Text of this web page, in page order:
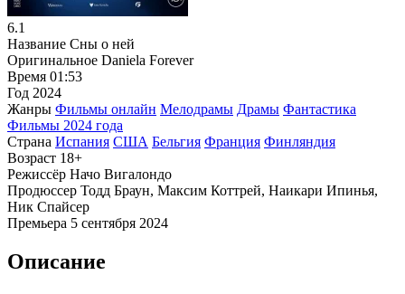
6.1
Название Сны о ней
Оригинальное Daniela Forever
Время 01:53
Год 2024
Жанры Фильмы онлайн Мелодрамы Драмы Фантастика
Фильмы 2024 года
Страна Испания США Бельгия Франция Финляндия
Возраст 18+
Режиссёр Начо Вигалондо
Продюссер Тодд Браун, Максим Коттрей, Наикари Ипинья,
Ник Спайсер
Премьера 5 сентября 2024
Описание